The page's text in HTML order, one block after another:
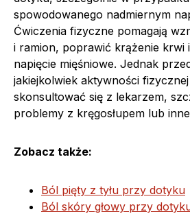
spowodowanego nadmiernym
Ćwiczenia fizyczne pomagają
i ramion, poprawić krążenie krwi
napięcie mięśniowe. Jednak
jakiejkolwiek aktywności
skonsultować się z lekarzem,
problemy z kręgosłupem lub
Zobacz także:
Ból pięty z tyłu przy dotyku
Ból skóry głowy przy